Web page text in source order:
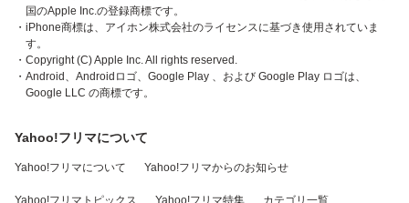
国のApple Inc.の登録商標です。
・iPhone商標は、アイホン株式会社のライセンスに基づき使用されていま
す。
・Copyright (C) Apple Inc. All rights reserved.
・Android、Androidロゴ、Google Play 、および Google Play ロゴは、
Google LLC の商標です。
Yahoo!フリマについて
Yahoo!フリマについて Yahoo!フリマからのお知らせ